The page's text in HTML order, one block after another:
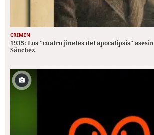
CRIMEN
1935: Los "cuatro jinetes del apocalipsis"
Sánchez